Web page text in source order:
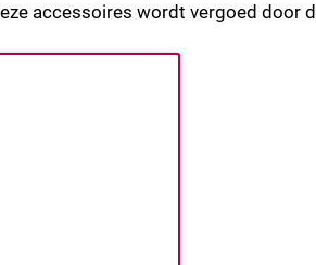
accessoires wordt vergoed door